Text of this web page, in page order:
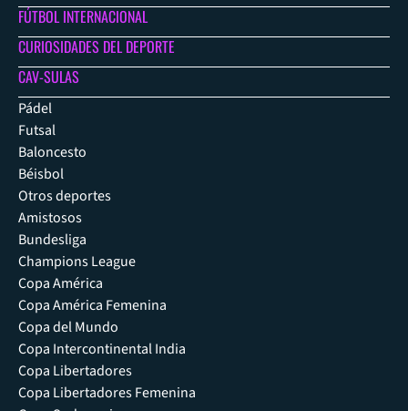
FÚTBOL INTERNACIONAL
CURIOSIDADES DEL DEPORTE
CAV-SULAS
Pádel
Futsal
Baloncesto
Béisbol
Otros deportes
Amistosos
Bundesliga
Champions League
Copa América
Copa América Femenina
Copa del Mundo
Copa Intercontinental India
Copa Libertadores
Copa Libertadores Femenina